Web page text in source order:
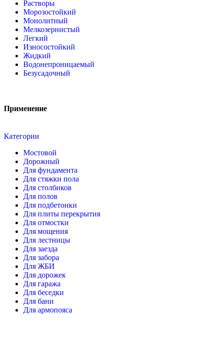
Растворы
Морозостойкий
Монолитный
Мелкозернистый
Легкий
Износостойкий
Жидкий
Водонепроницаемый
Безусадочный
Применение
Категории
Мостовой
Дорожный
Для фундамента
Для стяжки пола
Для столбиков
Для полов
Для подбетонки
Для плиты перекрытия
Для отмостки
Для мощения
Для лестницы
Для заезда
Для забора
Для ЖБИ
Для дорожек
Для гаража
Для беседки
Для бани
Для армопояса